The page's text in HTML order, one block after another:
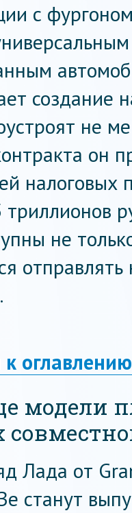
с
создание
не
он
налоговых
триллионов
не
к оглавлению
модели
Лада от
станут